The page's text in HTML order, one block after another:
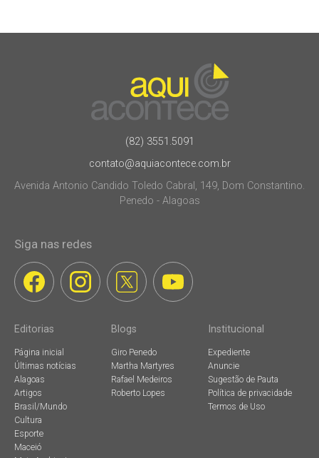
(82) 3551.5091
contato@aquiacontece.com.br
Avenida Antonio Candido Toledo Cabral, 149, Dom Constantino.
Penedo - Alagoas
Siga nas redes
Editorias
Página inicial
Últimas notícias
Alagoas
Artigos
Brasil/Mundo
Cultura
Esporte
Maceió
Blogs
Giro Penedo
Martha Martyres
Rafael Medeiros
Roberto Lopes
Institucional
Expediente
Anuncie
Sugestão de Pauta
Política de privacidade
Termos de Uso